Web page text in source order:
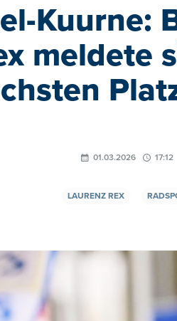
Kuurne:
meldete
01.03.2026 17:12
LAURENZ REX